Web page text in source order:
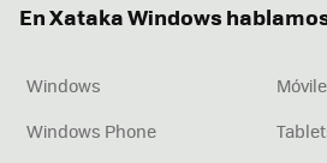
En Xataka Windows
Windows
Windows Phone